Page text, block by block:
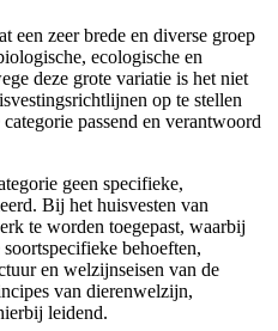
een zeer brede en diverse groep
ecologische en
deze grote variatie is het niet
op te stellen
passend en verantwoord
geen specifieke,
Bij het huisvesten van
te worden toegepast, waarbij
behoeften,
en welzijnseisen van de
van dierenwelzijn,
leidend.